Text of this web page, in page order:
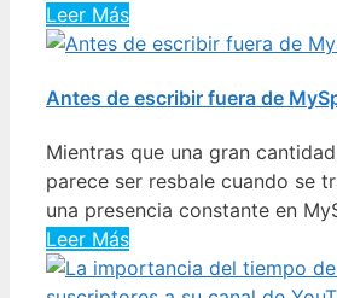
Leer Más
Antes de escribir fuera de
Mientras que una gran
parece ser resbale cuando se
una presencia constante en
Leer Más